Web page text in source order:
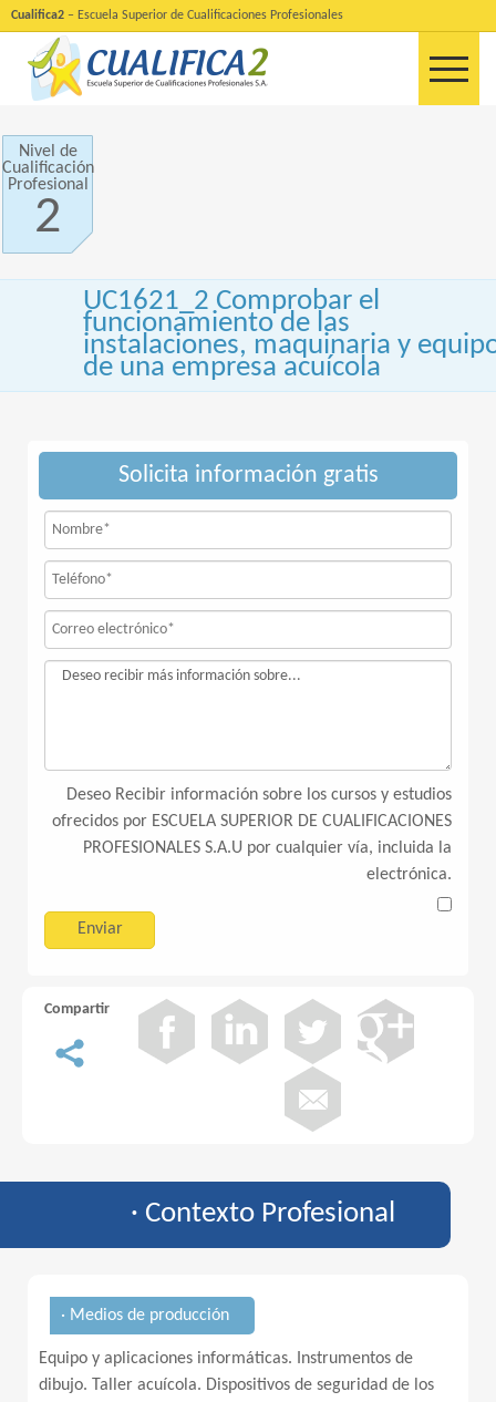
Cualifica2 – Escuela Superior de Cualificaciones Profesionales
Nivel de
Cualificación
Profesional
2
UC1621_2 Comprobar el
funcionamiento de las
instalaciones, maquinaria y
de una empresa acuícola
Solicita información gratis
Deseo Recibir información sobre los cursos y estudios
ofrecidos por ESCUELA SUPERIOR DE CUALIFICACIONES
PROFESIONALES S.A.U por cualquier vía, incluida la
electrónica.
Compartir
· Contexto Profesional
· Medios de producción
Equipo y aplicaciones informáticas. Instrumentos de
dibujo. Taller acuícola. Dispositivos de seguridad de los